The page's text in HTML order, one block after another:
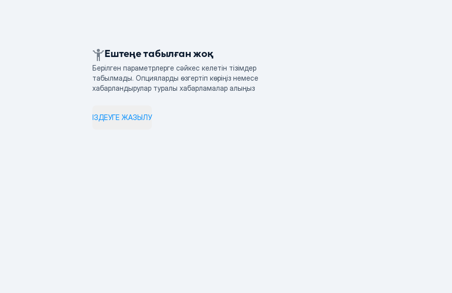
Ештеңе табылған жоқ
Берілген параметрлерге сәйкес келетін тізімдер
табылмады. Опцияларды өзгертіп көріңіз немесе
хабарландырулар туралы хабарламалар алыңыз
ІЗДЕУГЕ ЖАЗЫЛУ